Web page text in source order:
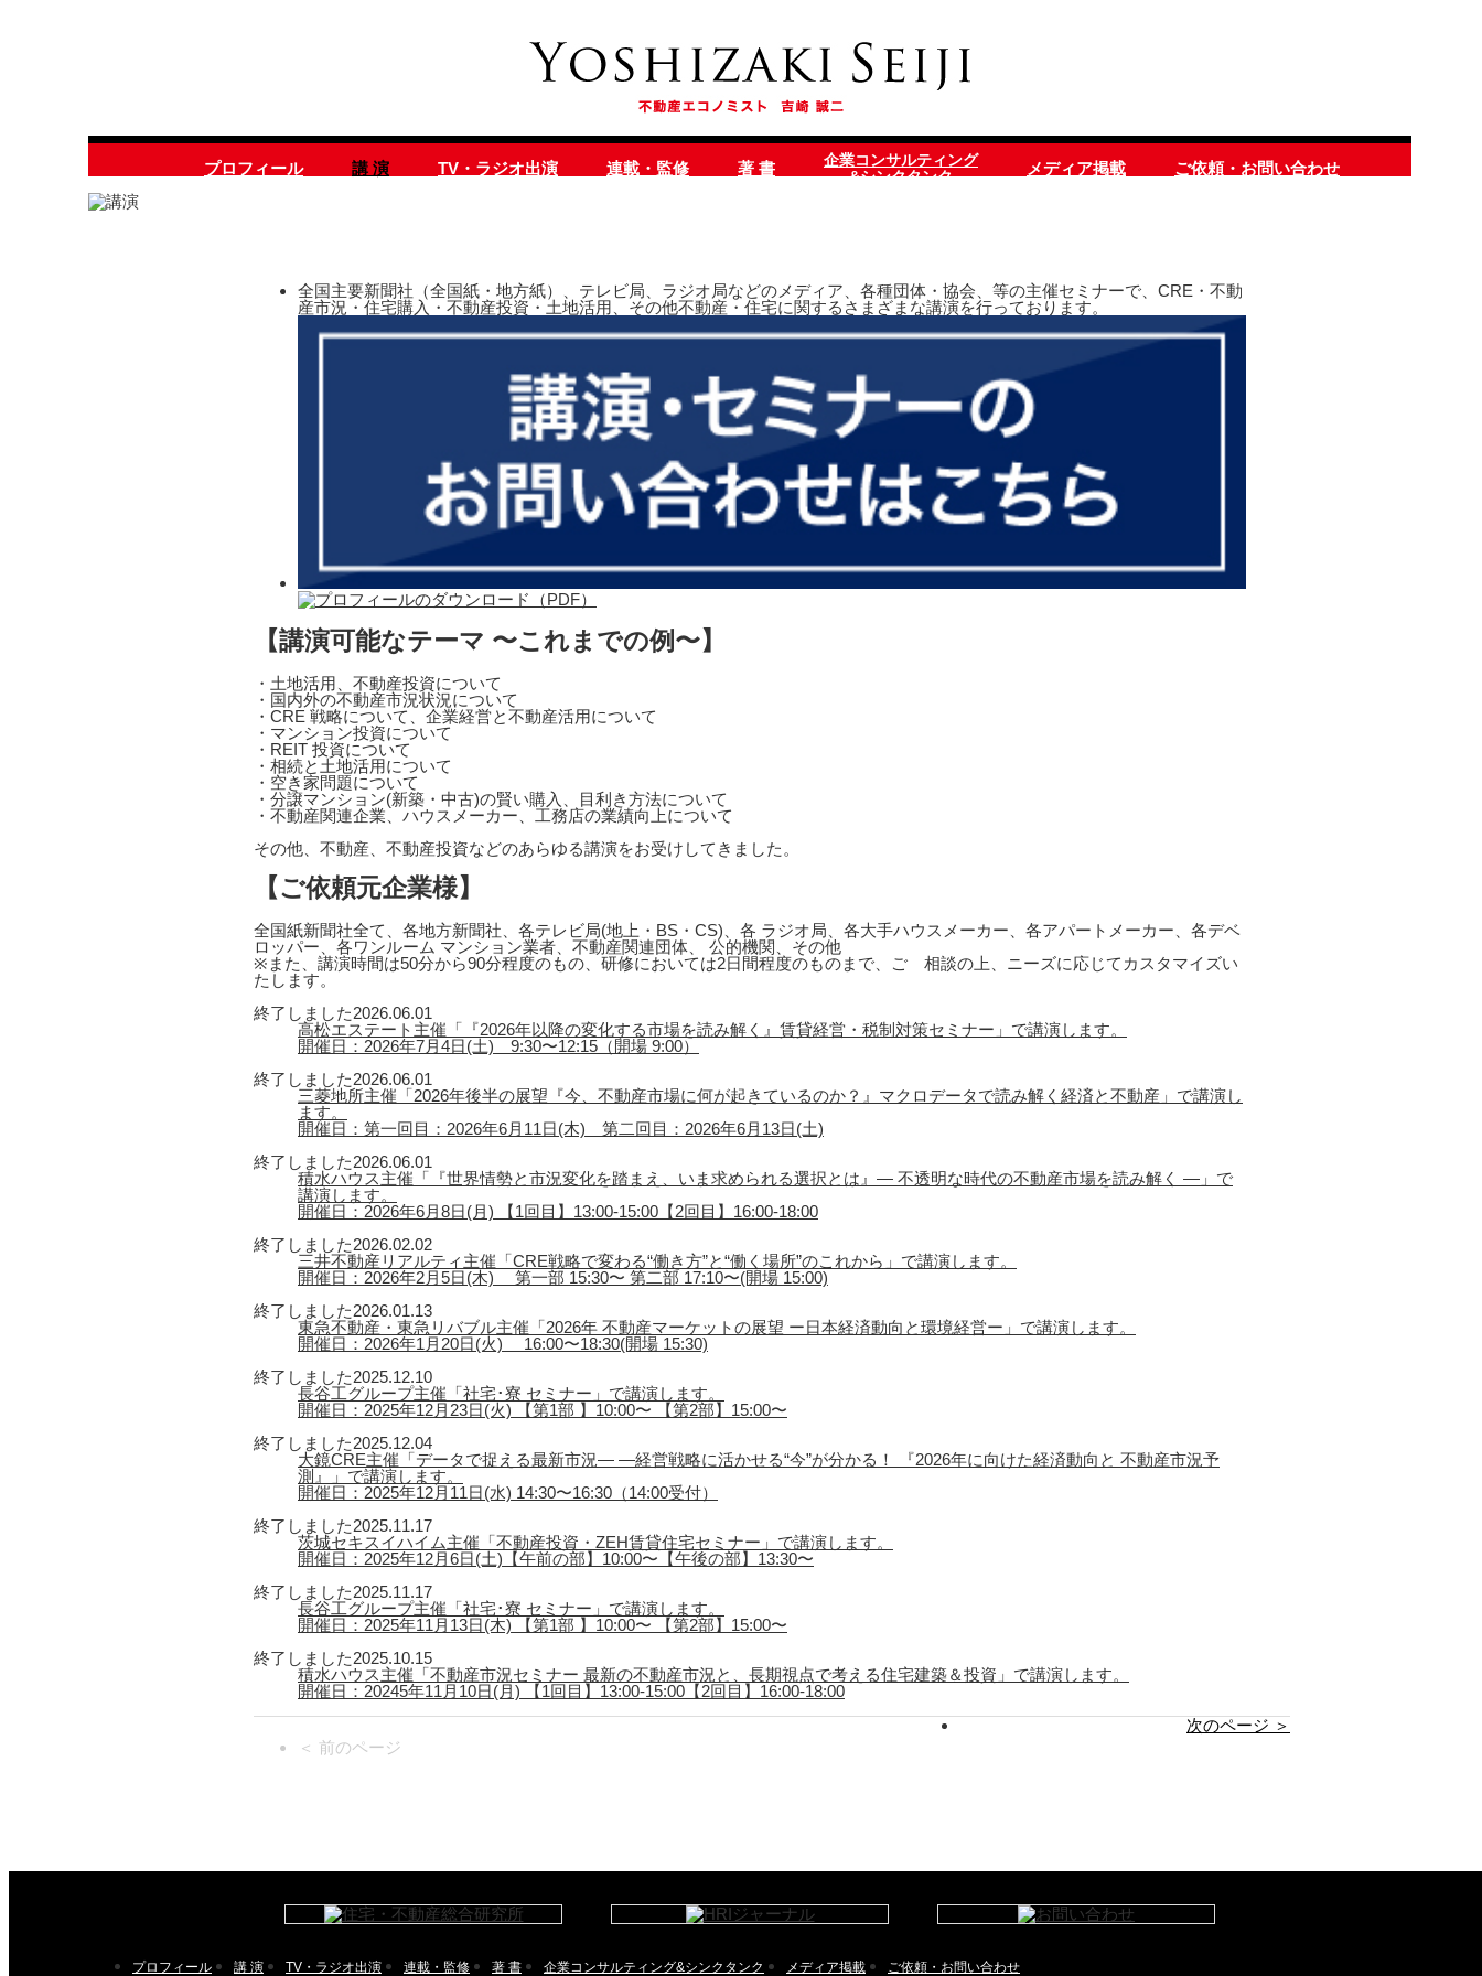
プロフィール 講 演 TV・ラジオ出演 連載・監修 著 書
企業コンサルティング
&シンクタンク
メディア掲載 ご依頼・お問い合わせ
全国主要新聞社（全国紙・地方紙）、テレビ局、ラジオ局などのメディア、各種団体・協会、等の主催セミナーで、CRE・不動
産市況・住宅購入・不動産投資・土地活用、その他不動産・住宅に関するさまざまな講演を行っております。
【講演可能なテーマ 〜これまでの例〜】
・土地活用、不動産投資について
・国内外の不動産市況状況について
・CRE 戦略について、企業経営と不動産活用について
・マンション投資について
・REIT 投資について
・相続と土地活用について
・空き家問題について
・分譲マンション(新築・中古)の賢い購入、目利き方法について
・不動産関連企業、ハウスメーカー、工務店の業績向上について
その他、不動産、不動産投資などのあらゆる講演をお受けしてきました。
【ご依頼元企業様】
全国紙新聞社全て、各地方新聞社、各テレビ局(地上・BS・CS)、各 ラジオ局、各大手ハウスメーカー、各アパートメーカー、各デベ
ロッパー、各ワンルーム マンション業者、不動産関連団体、 公的機関、その他
※また、講演時間は50分から90分程度のもの、研修においては2日間程度のものまで、ご゙相談の上、ニーズに応じてカスタマイズい
たします。
終了しました2026.06.01
高松エステート主催「『2026年以降の変化する市場を読み解く』賃貸経営・税制対策セミナー」で講演します。
開催日：2026年7月4日(土) 9:30〜12:15（開場 9:00）
終了しました2026.06.01
三菱地所主催「2026年後半の展望『今、不動産市場に何が起きているのか？』マクロデータで読み解く経済と不動産」で講演し
ます。
開催日：第一回目：2026年6月11日(木) 第二回目：2026年6月13日(土)
終了しました2026.06.01
積水ハウス主催「『世界情勢と市況変化を踏まえ、いま求められる選択とは』― 不透明な時代の不動産市場を読み解く ―」で
講演します。
開催日：2026年6月8日(月) 【1回目】13:00-15:00【2回目】16:00-18:00
終了しました2026.02.02
三井不動産リアルティ主催「CRE戦略で変わる“働き方”と“働く場所”のこれから」で講演します。
開催日：2026年2月5日(木) 第一部 15:30〜 第二部 17:10〜(開場 15:00)
終了しました2026.01.13
東急不動産・東急リバブル主催「2026年 不動産マーケットの展望 ー日本経済動向と環境経営ー」で講演します。
開催日：2026年1月20日(火) 16:00〜18:30(開場 15:30)
終了しました2025.12.10
長谷工グループ主催「社宅･寮 セミナー」で講演します。
開催日：2025年12月23日(火) 【第1部 】10:00〜 【第2部】15:00〜
終了しました2025.12.04
大鏡CRE主催「データで捉える最新市況― ―経営戦略に活かせる“今”が分かる！ 『2026年に向けた経済動向と 不動産市況予
測』」で講演します。
開催日：2025年12月11日(水) 14:30〜16:30（14:00受付）
終了しました2025.11.17
茨城セキスイハイム主催「不動産投資・ZEH賃貸住宅セミナー」で講演します。
開催日：2025年12月6日(土)【午前の部】10:00〜【午後の部】13:30〜
終了しました2025.11.17
長谷工グループ主催「社宅･寮 セミナー」で講演します。
開催日：2025年11月13日(木) 【第1部 】10:00〜 【第2部】15:00〜
終了しました2025.10.15
積水ハウス主催「不動産市況セミナー 最新の不動産市況と、長期視点で考える住宅建築＆投資」で講演します。
開催日：20245年11月10日(月) 【1回目】13:00-15:00【2回目】16:00-18:00
＜ 前のページ
次のページ ＞
プロフィール 講 演 TV・ラジオ出演 連載・監修 著 書 企業コンサルティング&シンクタンク メディア掲載 ご依頼・お問い合わせ